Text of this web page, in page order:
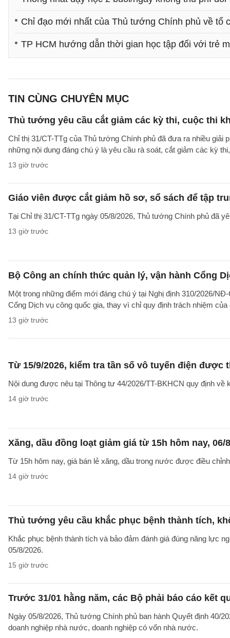
Chỉ đạo mới nhất của Thủ tướng Chính phủ về tổ
TP HCM hướng dẫn thời gian học tập đối với trẻ
TIN CÙNG CHUYÊN MỤC
Thủ tướng yêu cầu cắt giảm các kỳ thi, cuộc thi
Chỉ thị 31/CT-TTg của Thủ tướng Chính phủ đã đưa ra nhiều giải
những nội dung đáng chú ý là yêu cầu rà soát, cắt giảm các kỳ
13 giờ trước
Giáo viên được cắt giảm hồ sơ, sổ sách để tập
Tại Chỉ thị 31/CT-TTg ngày 05/8/2026, Thủ tướng Chính phủ đã
13 giờ trước
Bộ Công an chính thức quản lý, vận hành Cổng
Một trong những điểm mới đáng chú ý tại Nghị định 310/2026/
Cổng Dịch vụ công quốc gia, thay vì chỉ quy định trách nhiệm
13 giờ trước
Từ 15/9/2026, kiểm tra tần số vô tuyến điện được
Nội dung được nêu tại Thông tư 44/2026/TT-BKHCN quy định
14 giờ trước
Xăng, dầu đồng loạt giảm giá từ 15h hôm nay, 06/
Từ 15h hôm nay, giá bán lẻ xăng, dầu trong nước được điều
14 giờ trước
Thủ tướng yêu cầu khắc phục bệnh thành tích,
Khắc phục bệnh thành tích và bảo đảm đánh giá đúng năng lực
05/8/2026.
15 giờ trước
Trước 31/01 hằng năm, các Bộ phải báo cáo kết
Ngày 05/8/2026, Thủ tướng Chính phủ ban hành Quyết định 40/
doanh nghiệp nhà nước, doanh nghiệp có vốn nhà nước.